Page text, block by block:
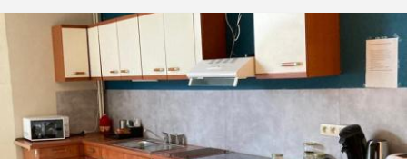
Infos Pratiques
Charges:
80 €
Durée:
11 mois
Domiciliation:
Aménagement